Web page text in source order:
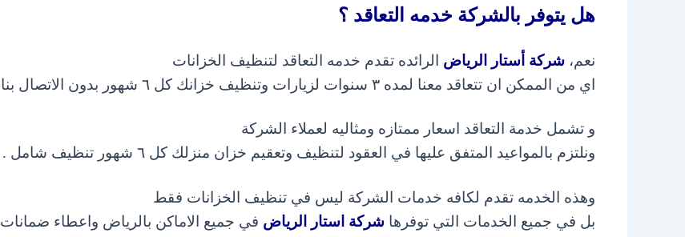
هل يتوفر بالشركة خدمه التعاقد ؟
نعم، شركة أستار الرياض الرائده تقدم خدمه التعاقد لتنظيف الخزانات
اي من الممكن ان تتعاقد معنا لمده ٣ سنوات لزيارات
وتنظيف خزانك كل ٦ شهور بدون الاتصال بنا .
و تشمل خدمة التعاقد اسعار ممتازه ومثاليه لعملاء الشركة
ونلتزم بالمواعيد المتفق عليها في العقود لتنظيف وتعقيم خزان منزلك كل ٦ شهور تنظيف شامل .
وهذه الخدمه تقدم لكافه خدمات الشركة ليس في تنظيف الخزانات فقط
بل في جميع الخدمات التي توفرها شركة استار الرياض في جميع الاماكن بالرياض و اعطاء ضمانات